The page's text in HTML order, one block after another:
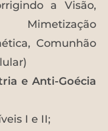
a Visão,
Comunhão
e Anti-Goécia
I e II;